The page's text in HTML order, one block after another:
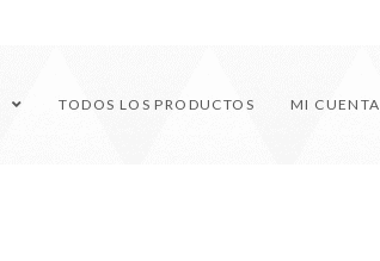
TODOS LOS PRODUCTOS MI CUENTA